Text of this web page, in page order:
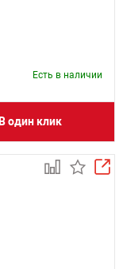
Есть в наличии
В один клик